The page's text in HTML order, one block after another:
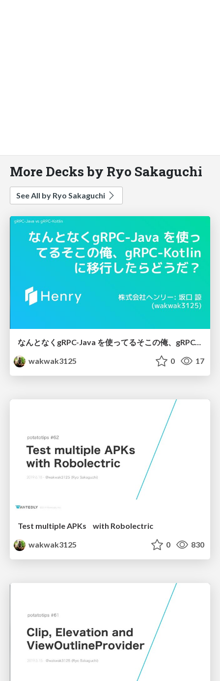
More Decks by Ryo Sakaguchi
See All by Ryo Sakaguchi
なんとなくgRPC-Java を使ってるそこの俺、gRPC-Kotlin に移行したらどうだ？
wakwak3125
0 17
Test multiple APKs with Robolectric
wakwak3125
0 830